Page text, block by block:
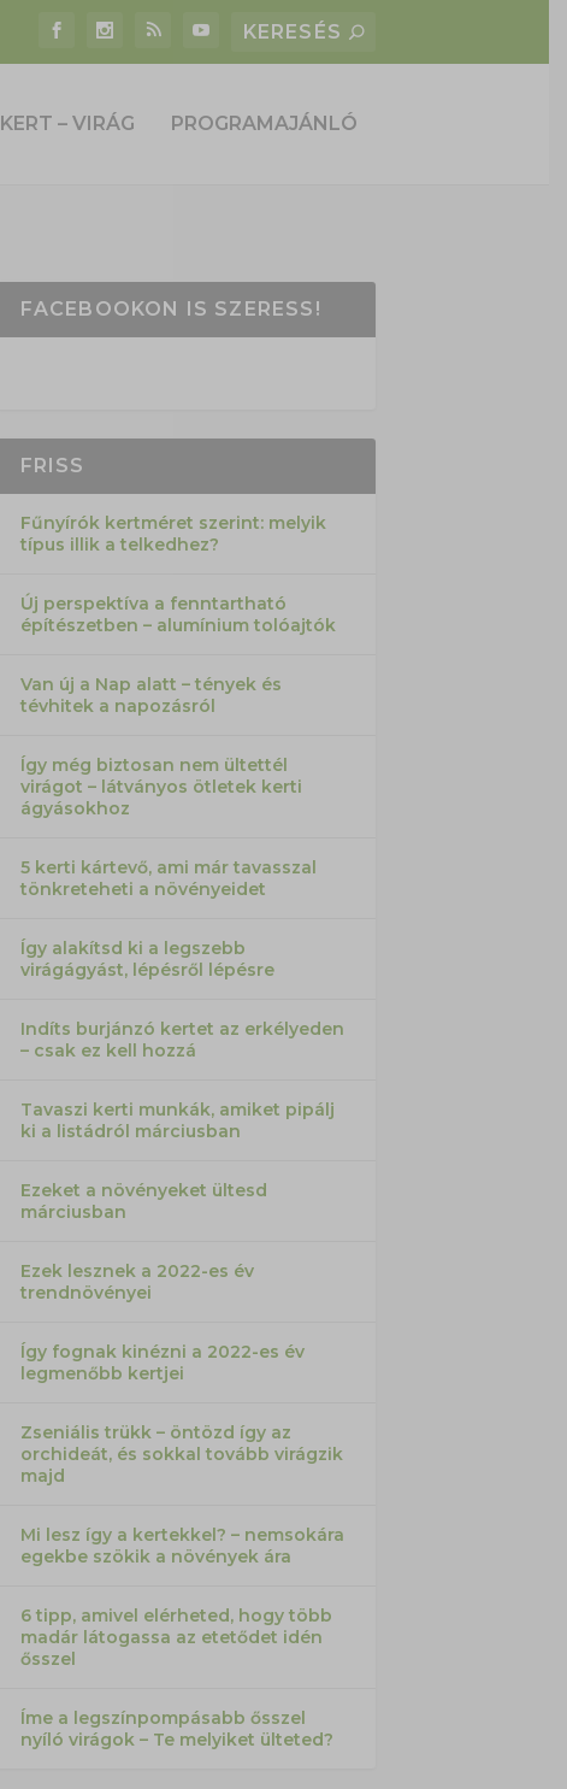
KERT – VIRÁG PROGRAMAJÁNLÓ
FACEBOOKON IS SZERESS!
FRISS
Fűnyírók kertméret szerint: melyik
típus illik a telkedhez?
Új perspektíva a fenntartható
építészetben – alumínium tolóajtók
Van új a Nap alatt – tények és
tévhitek a napozásról
Így még biztosan nem ültettél
virágot – látványos ötletek kerti
ágyásokhoz
5 kerti kártevő, ami már tavasszal
tönkreteheti a növényeidet
Így alakítsd ki a legszebb
virágágyást, lépésről lépésre
Indíts burjánzó kertet az erkélyeden
– csak ez kell hozzá
Tavaszi kerti munkák, amiket pipálj
ki a listádról márciusban
Ezeket a növényeket ültesd
márciusban
Ezek lesznek a 2022-es év
trendnövényei
Így fognak kinézni a 2022-es év
legmenőbb kertjei
Zseniális trükk – öntözd így az
orchideát, és sokkal tovább virágzik
majd
Mi lesz így a kertekkel? – nemsokára
egekbe szökik a növények ára
6 tipp, amivel elérheted, hogy több
madár látogassa az etetődet idén
ősszel
Íme a legszínpompásabb ősszel
nyíló virágok – Te melyiket ülteted?